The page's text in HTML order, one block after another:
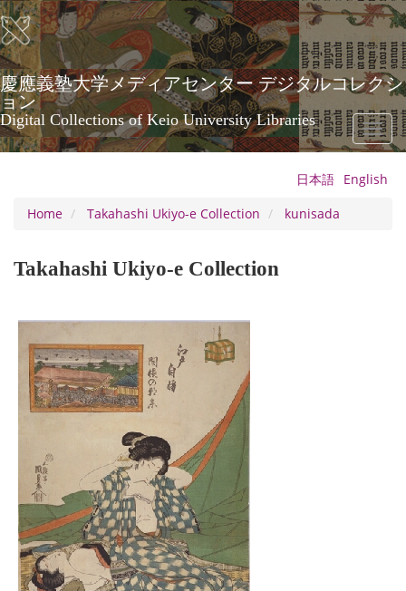
Skip
to
main
content
慶應義塾大学メディアセンター デジタルコレクシ
ョン
Digital Collections of Keio University Libraries
Toggle
日本語 English
Home
Takahashi Ukiyo-e Collection kunisada
Takahashi Ukiyo-e Collection